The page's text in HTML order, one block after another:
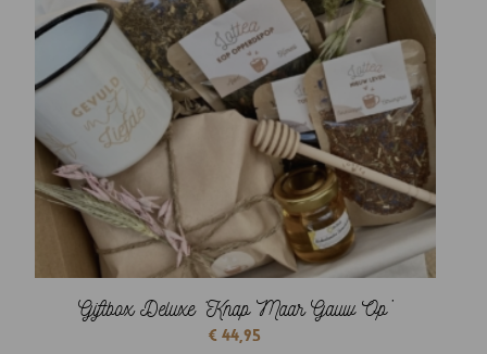
Giftbox Deluxe ‘Knap Maar Gauw Op’
€ 44,95